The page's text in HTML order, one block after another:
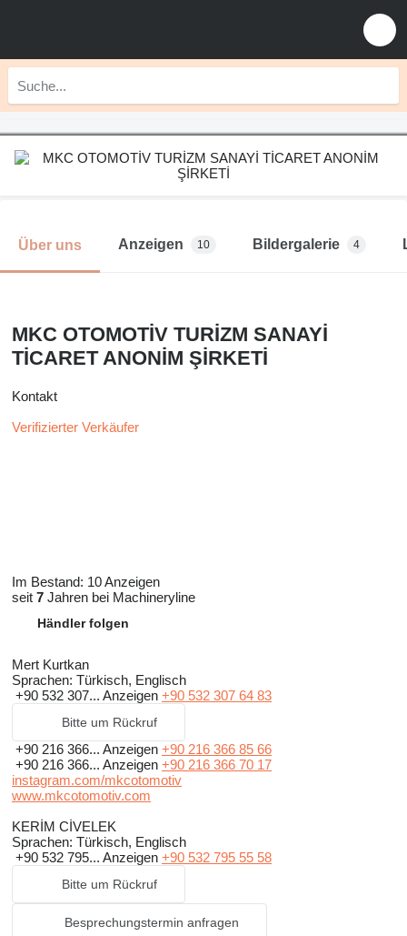
Über uns Anzeigen 10 Bildergalerie 4
MKC OTOMOTİV TURİZM SANAYİ
TİCARET ANONİM ŞİRKETİ
Kontakt
Verifizierter Verkäufer
Im Bestand: 10 Anzeigen
seit 7 Jahren bei Machineryline
Händler folgen
Mert Kurtkan
Sprachen: Türkisch, Englisch
+90 532 307... Anzeigen +90 532 307 64 83
Bitte um Rückruf
+90 216 366... Anzeigen +90 216 366 85 66
+90 216 366... Anzeigen +90 216 366 70 17
instagram.com/mkcotomotiv
www.mkcotomotiv.com
KERİM CİVELEK
Sprachen: Türkisch, Englisch
+90 532 795... Anzeigen +90 532 795 55 58
Bitte um Rückruf
Besprechungstermin anfragen